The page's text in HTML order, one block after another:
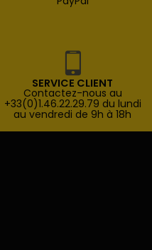
SERVICE CLIENT
Contactez-nous au
+33(0)1.46.22.29.79 du lundi
au vendredi de 9h à 18h